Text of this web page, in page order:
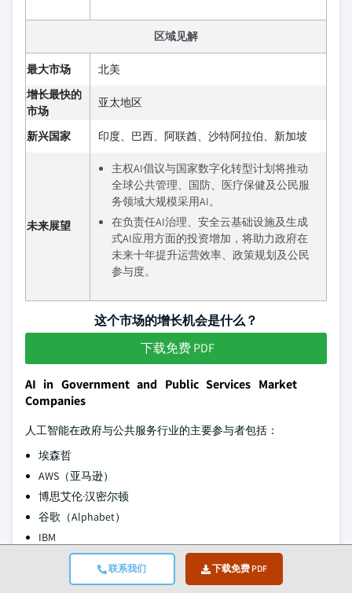
联系我们 下载免费 PDF
区域见解
最大市场
北美
增长最快的
市场
亚太地区
新兴国家 印度、巴西、阿联酋、沙特阿拉伯、新加坡
未来展望
主权AI倡议与国家数字化转型计划将推动
全球公共管理、国防、医疗保健及公民服
务领域大规模采用AI。
在负责任AI治理、安全云基础设施及生成
式AI应用方面的投资增加，将助力政府在
未来十年提升运营效率、政策规划及公民
参与度。
这个市场的增长机会是什么？
下载免费 PDF
AI in Government and Public Services Market
Companies
人工智能在政府与公共服务行业的主要参与者包括：
埃森哲
AWS（亚马逊）
博思艾伦·汉密尔顿
谷歌（Alphabet）
IBM